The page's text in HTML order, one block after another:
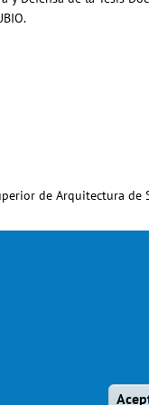
de Arquitectura de